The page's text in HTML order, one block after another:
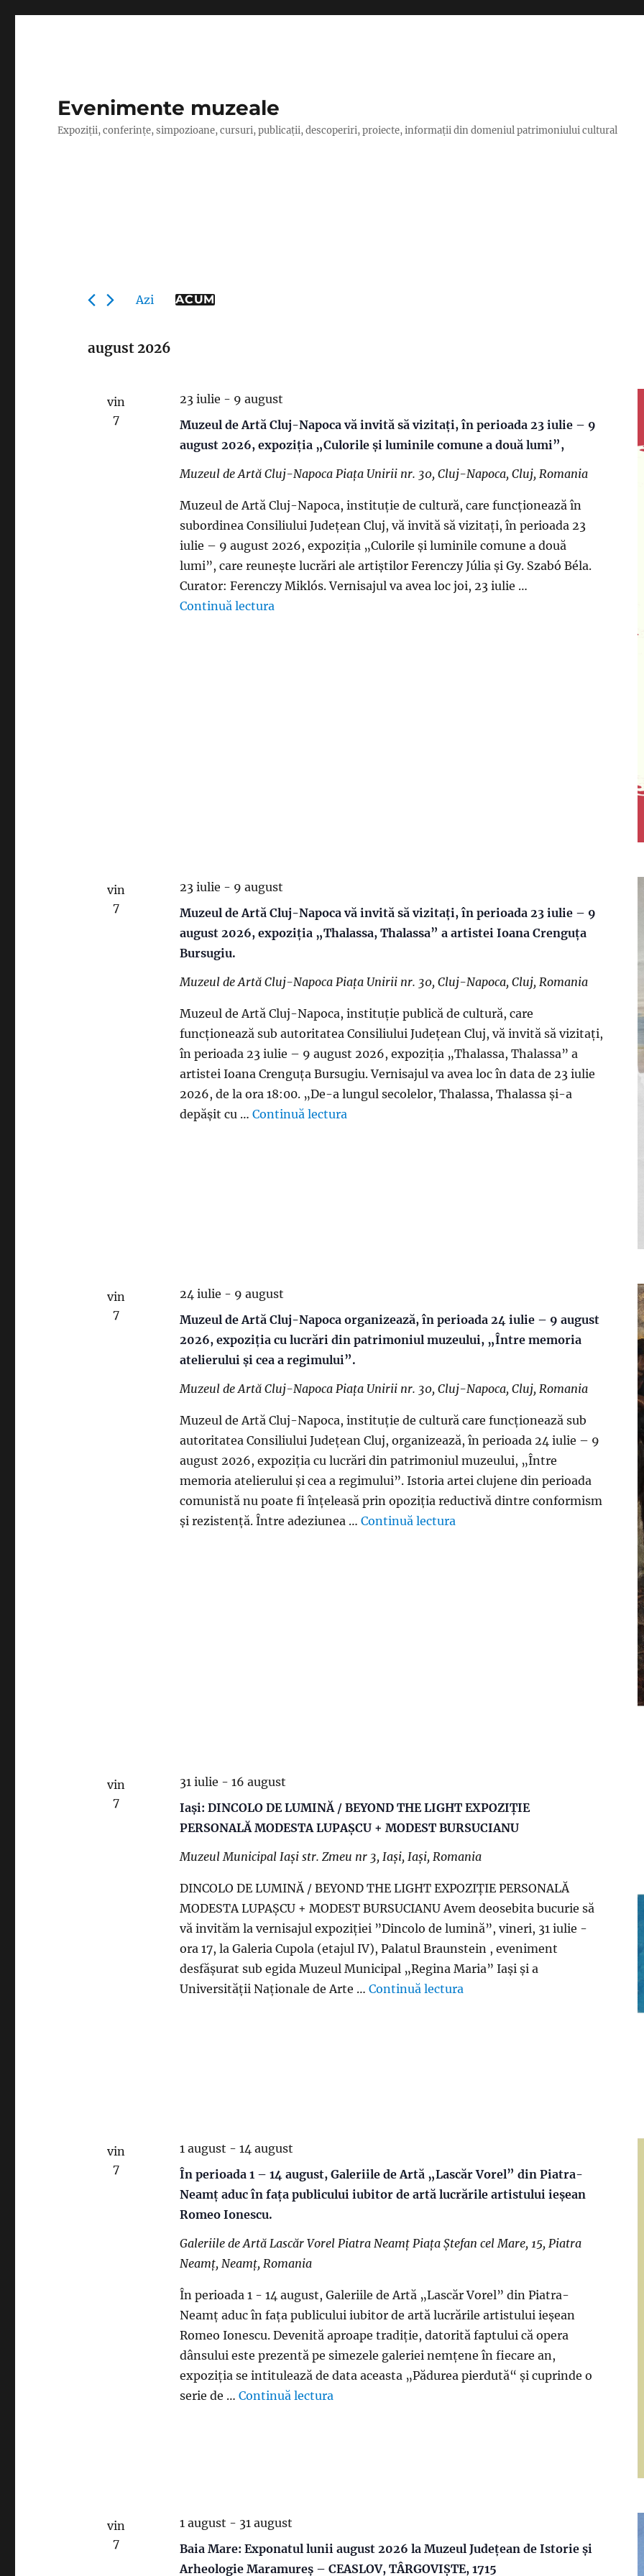
Evenimente muzeale
Expoziţii, conferinţe, simpozioane, cursuri, publicaţii, descoperiri, proiecte, informaţii din domeniul patrimoniului cultural
Evenimente
Azi ACUM
c
z
august 2026
vin
7
Muzeul de Artă Cluj-Napoca vă invită să vizitați, în perioada 23 iulie – 9
august 2026, expoziția „Culorile și luminile comune a două lumi”,
23 iulie - 9 august
Muzeul de Artă Cluj-Napoca Piaţa Unirii nr. 30, Cluj-Napoca, Cluj, Romania
Muzeul de Artă Cluj-Napoca, instituție de cultură, care funcționează în
subordinea Consiliului Județean Cluj, vă invită să vizitați, în perioada 23
iulie – 9 august 2026, expoziția „Culorile și luminile comune a două
lumi”, care reunește lucrări ale artiștilor Ferenczy Júlia și Gy. Szabó Béla.
Curator: Ferenczy Miklós. Vernisajul va avea loc joi, 23 iulie …
Continuă lectura„Muzeul de Artă Cluj-Napoca vă invită să vizitați, în perioada
vin
7
Muzeul de Artă Cluj-Napoca vă invită să vizitați, în perioada 23 iulie – 9
august 2026, expoziția „Thalassa, Thalassa” a artistei Ioana Crenguța
Bursugiu.
23 iulie - 9 august
Muzeul de Artă Cluj-Napoca Piaţa Unirii nr. 30, Cluj-Napoca, Cluj, Romania
Muzeul de Artă Cluj-Napoca, instituție publică de cultură, care
funcționează sub autoritatea Consiliului Județean Cluj, vă invită să vizitați,
în perioada 23 iulie – 9 august 2026, expoziția „Thalassa, Thalassa” a
artistei Ioana Crenguța Bursugiu. Vernisajul va avea loc în data de 23 iulie
2026, de la ora 18:00. „De-a lungul secolelor, Thalassa, Thalassa și-a
depășit cu … Continuă lectura„Muzeul de Artă Cluj-Napoca vă invită să vizitați,
vin
7
Muzeul de Artă Cluj-Napoca organizează, în perioada 24 iulie – 9 august
2026, expoziția cu lucrări din patrimoniul muzeului, „Între memoria
atelierului și cea a regimului”.
24 iulie - 9 august
Muzeul de Artă Cluj-Napoca Piaţa Unirii nr. 30, Cluj-Napoca, Cluj, Romania
Muzeul de Artă Cluj-Napoca, instituție de cultură care funcționează sub
autoritatea Consiliului Județean Cluj, organizează, în perioada 24 iulie – 9
august 2026, expoziția cu lucrări din patrimoniul muzeului, „Între
memoria atelierului și cea a regimului”. Istoria artei clujene din perioada
comunistă nu poate fi înțeleasă prin opoziția reductivă dintre conformism
și rezistență. Între adeziunea … Continuă lectura „Muzeul de Artă Cluj-Napoca
vin
7
Iași: DINCOLO DE LUMINĂ / BEYOND THE LIGHT EXPOZIȚIE
PERSONALĂ MODESTA LUPAȘCU + MODEST BURSUCIANU
31 iulie - 16 august
Muzeul Municipal Iași str. Zmeu nr 3, Iași, Iași, Romania
DINCOLO DE LUMINĂ / BEYOND THE LIGHT EXPOZIȚIE PERSONALĂ
MODESTA LUPAȘCU + MODEST BURSUCIANU Avem deosebita bucurie să
vă invităm la vernisajul expoziției ”Dincolo de lumină”, vineri, 31 iulie -
ora 17, la Galeria Cupola (etajul IV), Palatul Braunstein , eveniment
desfășurat sub egida Muzeul Municipal „Regina Maria” Iași și a
Universității Naționale de Arte … Continuă lectura „Iași: DINCOLO DE LUMINĂ /
vin
7
În perioada 1 – 14 august, Galeriile de Artă „Lascăr Vorel” din Piatra-
Neamț aduc în fața publicului iubitor de artă lucrările artistului ieșean
Romeo Ionescu.
1 august - 14 august
Galeriile de Artă Lascăr Vorel Piatra Neamț Piața Ștefan cel Mare, 15, Piatra
Neamț, Neamț, Romania
În perioada 1 - 14 august, Galeriile de Artă „Lascăr Vorel” din Piatra-
Neamț aduc în fața publicului iubitor de artă lucrările artistului ieșean
Romeo Ionescu. Devenită aproape tradiție, datorită faptului că opera
dânsului este prezentă pe simezele galeriei nemțene în fiecare an,
expoziția se intitulează de data aceasta „Pădurea pierdută“ și cuprinde o
serie de … Continuă lectura „În perioada 1 – 14 august, Galeriile de Artă
vin
7
Baia Mare: Exponatul lunii august 2026 la Muzeul Județean de Istorie și
Arheologie Maramureș – CEASLOV, TÂRGOVIȘTE, 1715
1 august - 31 august